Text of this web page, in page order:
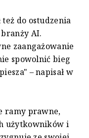
też do ostudzenia
AI.
zaangażowanie
spowolnić bieg
– napisał w
ramy prawne,
użytkowników i